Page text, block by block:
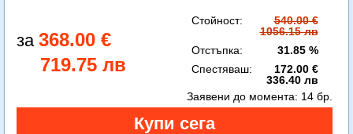
368.00 €
719.75 лв
Стойност:
540.00 €
1056.15 лв
Отстъпка:
31.85 %
Спестяваш:
172.00 €
336.40 лв
Заявени до момента: 14 бр.